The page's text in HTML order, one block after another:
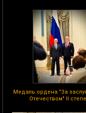
Медаль ордена "За
Отечеством" II